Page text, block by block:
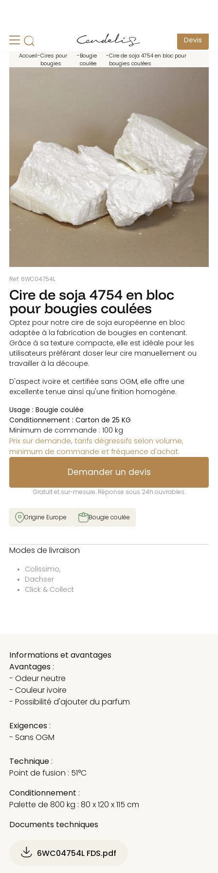
Devis
Accueil-Cires pour
bougies
-Bougie
coulée
-Cire de soja 4754 en bloc pour
bougies coulées
Ref: 6WC04754L
Cire de soja 4754 en bloc
pour bougies coulées
Optez pour notre cire de soja européenne en bloc
adaptée à la fabrication de bougies en contenant.
Grâce à sa texture compacte, elle est idéale pour les
utilisateurs préférant doser leur cire manuellement ou
travailler à la découpe.
D'aspect ivoire et certifiée sans OGM, elle offre une
excellente tenue ainsi qu'une finition homogène.
Usage :Bougie coulée
Conditionnement : Carton de 25 KG
Minimum de commande : 100 kg
Prix sur demande, tarifs dégressifs selon volume,
minimum de commande et fréquence d'achat.
Demander un devis
Gratuit et sur-mesure. Réponse sous 24h ouvrables.
Origine Europe Bougie coulée
Modes de livraison
Colissimo,
Dachser
Click & Collect
Informations et avantages
Avantages :
- Odeur neutre
- Couleur ivoire
- Possibilité d'ajouter du parfum
Exigences :
- Sans OGM
Technique :
Point de fusion : 51°C
Conditionnement :
Palette de 800 kg : 80 x 120 x 115 cm
Documents techniques
6WC04754L FDS.pdf